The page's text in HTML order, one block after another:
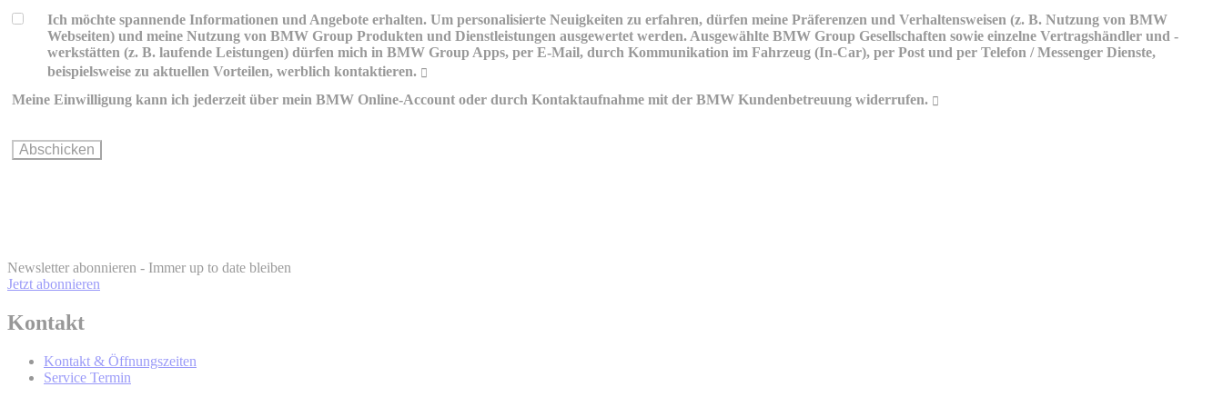
Ich möchte spannende Informationen und Angebote erhalten. Um personalisierte Neuigkeiten zu erfahren, dürfen meine Präferenzen und Verhaltensweisen (z. B. Nutzung von BMW
Webseiten) und meine Nutzung von BMW Group Produkten und Dienstleistungen ausgewertet werden. Ausgewählte BMW Group Gesellschaften sowie einzelne Vertragshändler und -
werkstätten (z. B. laufende Leistungen) dürfen mich in BMW Group Apps, per E-Mail, durch Kommunikation im Fahrzeug (In-Car), per Post und per Telefon / Messenger Dienste,
beispielsweise zu aktuellen Vorteilen, werblich kontaktieren.
Meine Einwilligung kann ich jederzeit über mein BMW Online-Account oder durch Kontaktaufnahme mit der BMW Kundenbetreuung widerrufen.
Wie können Sie Ihre Einwilligung ändern oder widerrufen?
Newsletter abonnieren - Immer up to date bleiben
Jetzt abonnieren
Kontakt
Kontakt & Öffnungszeiten
Service Termin